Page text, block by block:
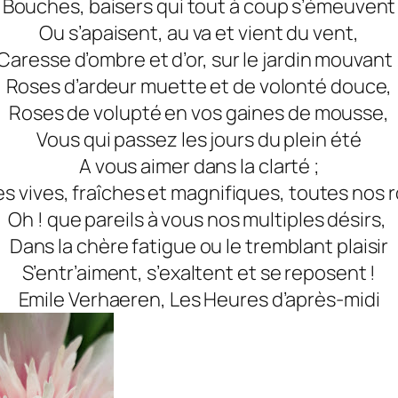
Bouches, baisers qui tout à coup s’émeuvent
Ou s’apaisent, au va et vient du vent,
d’ombre et d’or, sur le jardin mouvant
Roses d’ardeur muette et de volonté douce,
Roses de volupté en vos gaines de mousse,
Vous qui passez les jours du plein été
A vous aimer dans la clarté ;
vives, fraîches et magnifiques, toutes nos
Oh ! que pareils à vous nos multiples désirs,
Dans la chère fatigue ou le tremblant plaisir
S’entr’aiment, s’exaltent et se reposent !
Emile Verhaeren, Les Heures d’après-midi